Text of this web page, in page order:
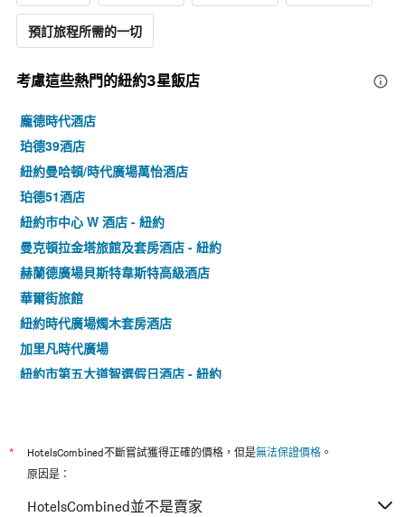
預訂旅程所需的一切
考慮這些熱門的紐約3星​飯店
龐德時代酒店
珀德39酒店
紐約曼哈頓/時代廣場萬怡酒店
珀德51酒店
紐約市中心 W 酒店 - 紐約
曼克頓拉金塔旅館及套房酒店 - 紐約
赫蘭德廣場貝斯特韋斯特高級酒店
華爾街旅館
紐約時代廣場燭木套房酒店
加里凡時代廣場
紐約市第五大道智選假日酒店 - 紐約
紐約市金融中心/曼哈頓市區希爾頓花園酒店
鳳梨居住藝術飯店
紐約希爾頓花園酒店/中央公園南-中城西 - 紐約
* HotelsCombined不斷嘗試獲得正確的價格，但是無法保證價格 。
原因是：
HotelsCombined並不是賣家